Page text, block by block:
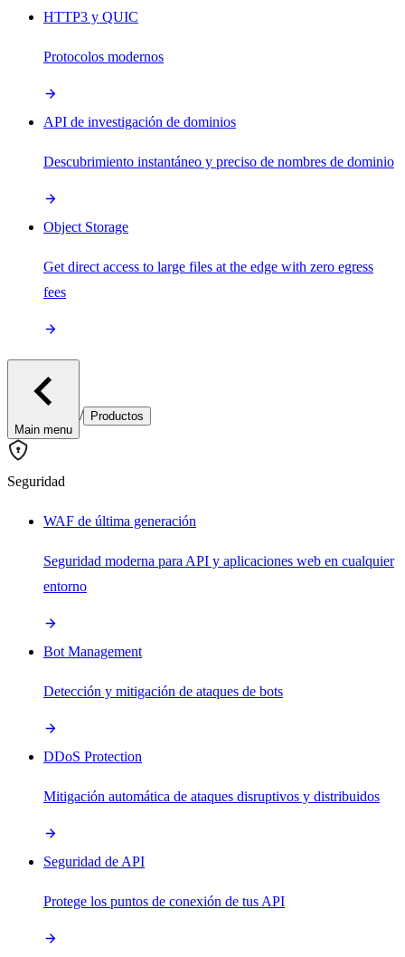
HTTP3 y QUIC
Protocolos modernos
API de investigación de dominios
Descubrimiento instantáneo y preciso de nombres de dominio
Object Storage
Get direct access to large files at the edge with zero egress
fees
Main menu
/ Productos
Seguridad
WAF de última generación
Seguridad moderna para API y aplicaciones web en cualquier
entorno
Bot Management
Detección y mitigación de ataques de bots
DDoS Protection
Mitigación automática de ataques disruptivos y distribuidos
Seguridad de API
Protege los puntos de conexión de tus API